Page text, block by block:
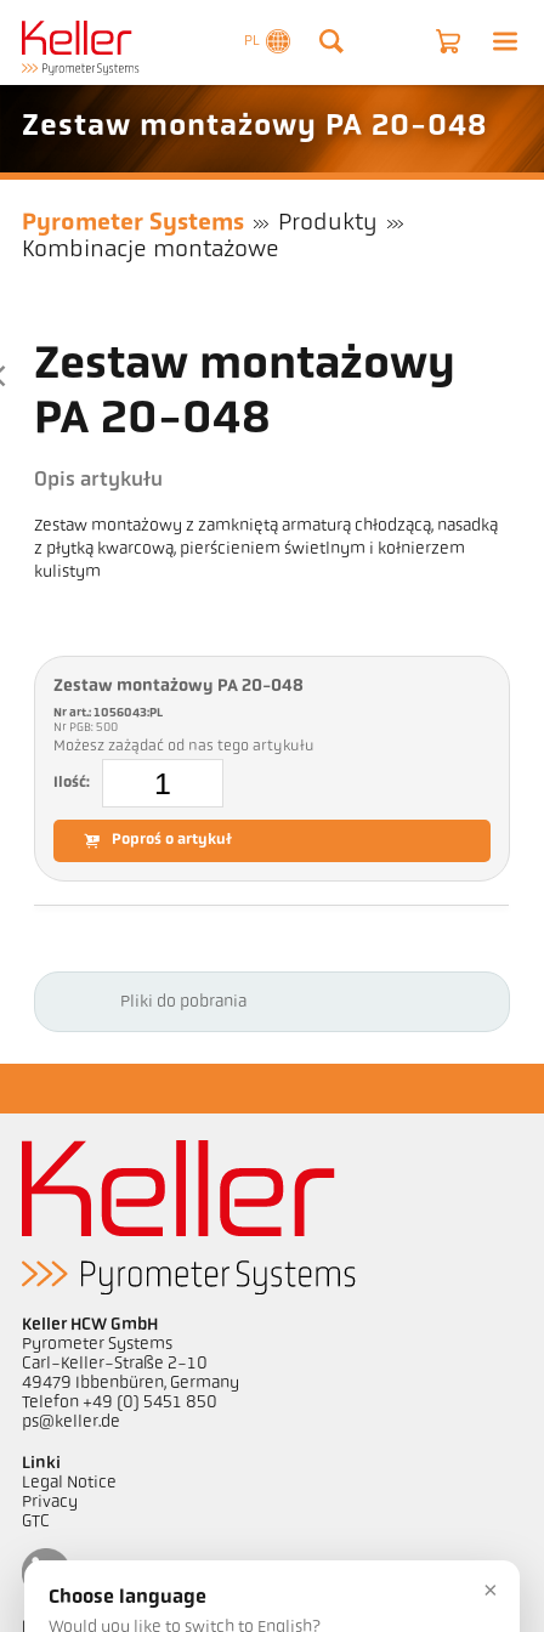
PL
Zestaw montażowy PA 20-048
Pyrometer Systems
Produkty
Kombinacje montażowe
Zestaw montażowy
PA 20-048
Opis artykułu
Zestaw montażowy z zamkniętą armaturą chłodzącą, nasadką
z płytką kwarcową, pierścieniem świetlnym i kołnierzem
kulistym
Zestaw montażowy PA 20-048
Nr art.: 1056043:PL
Nr PGB: 500
Możesz zażądać od nas tego artykułu
Ilość:
Poproś o artykuł
Pliki do pobrania
Keller HCW GmbH
Pyrometer Systems
Carl-Keller-Straße 2-10
49479 Ibbenbüren, Germany
Telefon +49 (0) 5451 850
ps@keller.de
Linki
Legal Notice
Privacy
GTC
Kontakt
×
Choose language
Would you like to switch to English?